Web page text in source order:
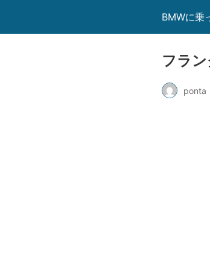
BMWに乗
フラ
ponta